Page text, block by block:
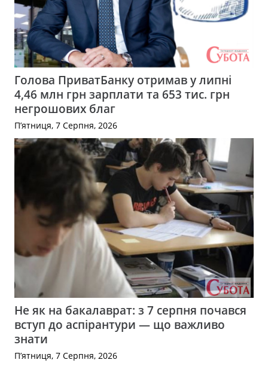
Голова ПриватБанку отримав у липні
4,46 млн грн зарплати та 653 тис. грн
негрошових благ
П’ятниця, 7 Серпня, 2026
Не як на бакалаврат: з 7 серпня почався
вступ до аспірантури — що важливо
знати
П’ятниця, 7 Серпня, 2026